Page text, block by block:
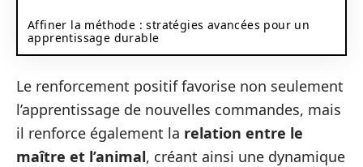
Affiner la méthode : stratégies avancées pour un
apprentissage durable
Le renforcement positif favorise non seulement
l’apprentissage de nouvelles commandes, mais
il renforce également la relation entre le
maître et l’animal, créant ainsi une dynamique